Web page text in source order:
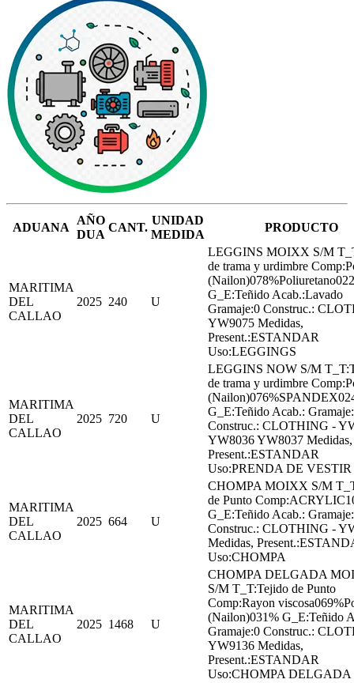
ADUANA
AÑO
DUA
CANT.
UNIDAD
MEDIDA
PRODUCTO
MARITIMA
DEL
CALLAO
2025 240 U
LEGGINS MOIXX S/M
de trama y urdimbre
G_E:Teñido Acab.:Lavado
Gramaje:0 Construc.:
YW9075 Medidas,
Present.:ESTANDAR
Uso:LEGGINGS
MARITIMA
DEL
CALLAO
2025 720 U
LEGGINS NOW S/M
de trama y urdimbre
G_E:Teñido Acab.:
Construc.: CLOTHING -
YW8036 YW8037 Medidas,
Present.:ESTANDAR
Uso:PRENDA DE VESTIR
MARITIMA
DEL
CALLAO
2025 664 U
CHOMPA MOIXX S/M
de Punto
G_E:Teñido Acab.:
Construc.: CLOTHING -
Medidas,
Uso:CHOMPA
MARITIMA
DEL
CALLAO
2025 1468 U
CHOMPA DELGADA
S/M T_T:Tejido de Punto
Comp:Rayon
(Nailon)031% G_E:Teñido
Gramaje:0 Construc.:
YW9136 Medidas,
Present.:ESTANDAR
Uso:CHOMPA DELGADA